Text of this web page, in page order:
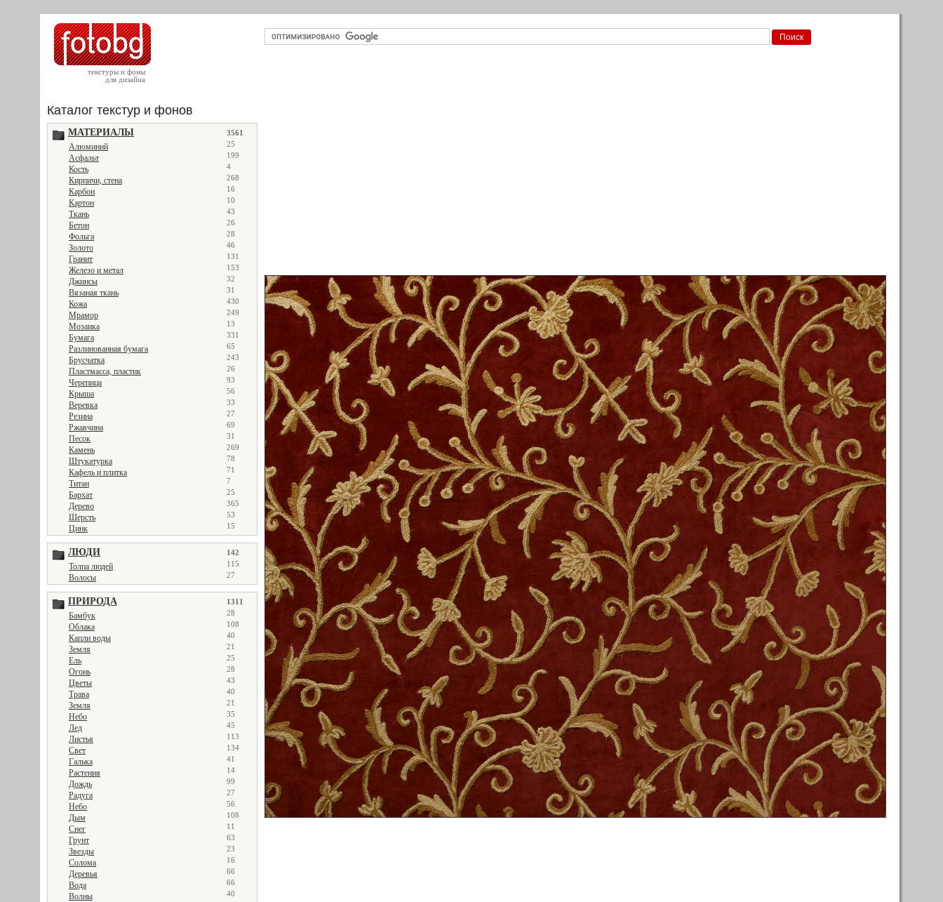
текстуры и фоны
для дизайна
Каталог текстур и фонов
МАТЕРИАЛЫ 3561
Алюминий 25
Асфальт 199
Кость 4
Кирпичи, стена 268
Карбон 16
Картон 10
Ткань 43
Бетон 26
Фольга 28
Золото 46
Гранит 131
Железо и метал 153
Джинсы 32
Вязаная ткань 31
Кожа 430
Мрамор 249
Мозаика 13
Бумага 331
Разлинованная бумага 65
Брусчатка 243
Пластмасса, пластик 26
Черепица 93
Крыша 56
Веревка 33
Резина 27
Ржавчина 69
Песок 31
Камень 269
Штукатурка 78
Кафель и плитка 71
Титан 7
Бархат 25
Дерево 365
Шерсть 53
Цинк 15
ЛЮДИ 142
Толпа людей 115
Волосы 27
ПРИРОДА 1311
Бамбук 28
Облака 108
Капли воды 40
Земля 21
Ель 25
Огонь 28
Цветы 43
Трава 40
Земля 21
Небо 35
Лед 45
Листья 113
Свет 134
Галька 41
Растения 14
Дождь 99
Радуга 27
Небо 56
Дым 108
Снег 11
Грунт 63
Звезды 23
Солома 16
Деревья 66
Вода 66
Волны 40